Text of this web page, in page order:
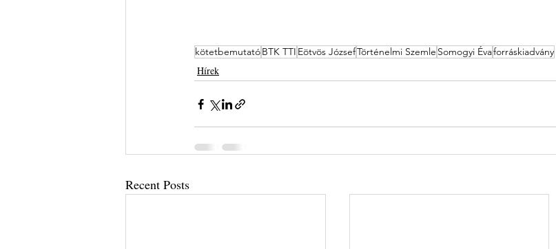
kötetbemutatóBTK TTI Eötvös JózsefTörténelmi Szemle Somogyi Évaforráskiadvány
Hírek
Recent Posts